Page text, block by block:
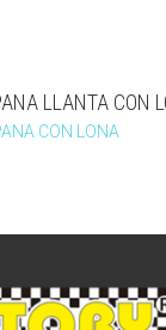
LLANTA CON
CON LONA